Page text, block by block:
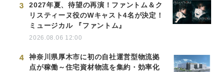
3
2027年夏、待望の再演！ファントム＆ク
リスティーヌ役のWキャスト4名が決定！
ミュージカル 『ファントム』
2026.08.06 12:00
4
神奈川県厚木市に初の自社運営型物流拠
点が稼働～住宅資材物流を集約・効率化